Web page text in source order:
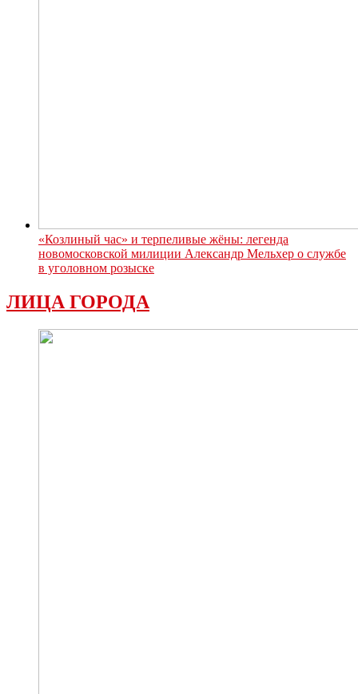
«Козлиный час» и терпеливые жёны: легенда
новомосковской милиции Александр Мельхер о службе
в уголовном розыске
ЛИЦА ГОРОДА